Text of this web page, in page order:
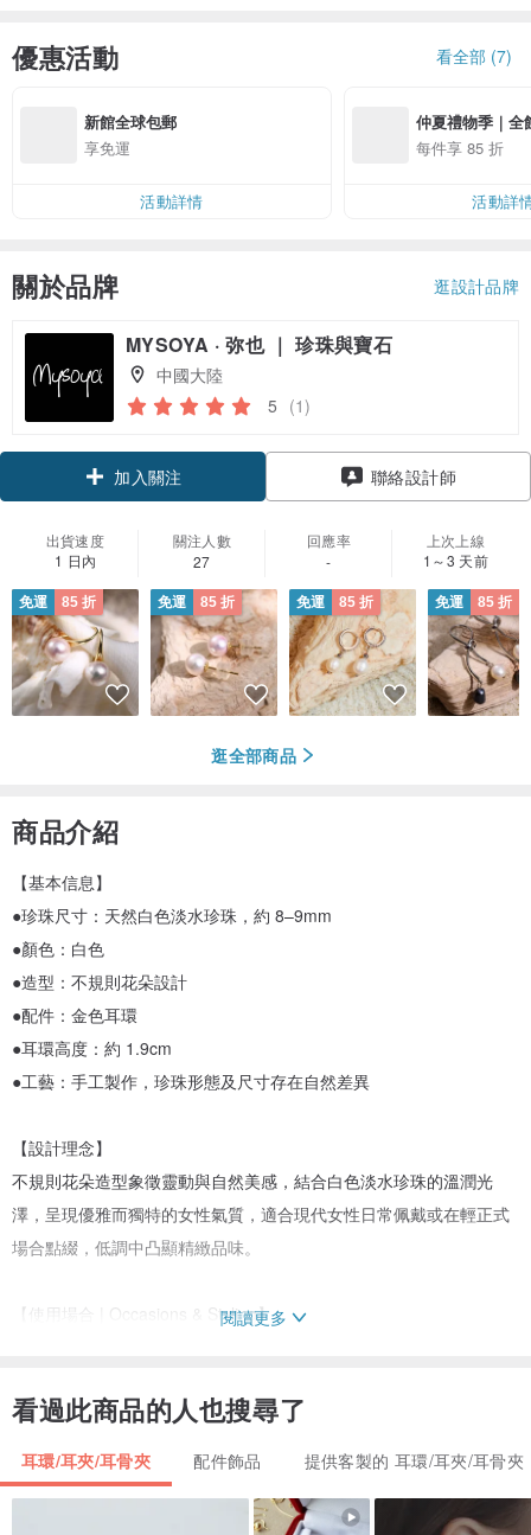
優惠活動 看全部 (7)
新館全球包郵
享免運
活動詳情
仲夏禮物季｜全
每件享 85 折
活動詳
關於品牌 逛設計品牌
MYSOYA · 弥也 ｜ 珍珠與寶石
中國大陸
5 (1)
聯絡設計師
出貨速度
1 日內
關注人數
27
回應率
-
上次上線
1～3 天前
免運 85 折 免運 85 折 免運 85 折 免運 85 折
逛全部商品
商品介紹
【基本信息】
●珍珠尺寸：天然白色淡水珍珠，約 8–9mm
●顏色：白色
●造型：不規則花朵設計
●配件：金色耳環
●耳環高度：約 1.9cm
●工藝：手工製作，珍珠形態及尺寸存在自然差異
【設計理念】
不規則花朵造型象徵靈動與自然美感，結合白色淡水珍珠的溫潤光
澤，呈現優雅而獨特的女性氣質，適合現代女性日常佩戴或在輕正式
場合點綴，低調中凸顯精緻品味。
【使用場合 | Occasions & Styling】
●品牌環保收納袋
閱讀更多
看過此商品的人也搜尋了
耳環/耳夾/耳骨夾 配件飾品 提供客製的 耳環/耳夾/耳骨夾